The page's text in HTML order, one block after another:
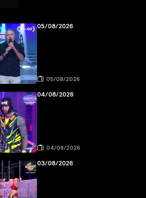
05/08/2026
05/08/2026
04/08/2026
04/08/2026
03/08/2026